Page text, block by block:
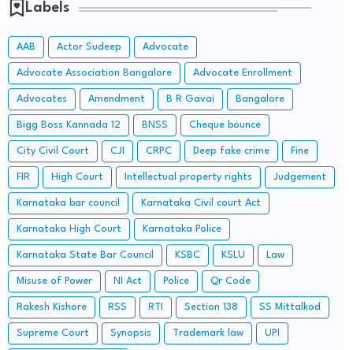
Labels
AAB Actor Sudeep Advocate
Advocate Association Bangalore Advocate Enrollment
Advocates Amendment B R Gavai Bangalore
Bigg Boss Kannada 12 BNSS Cheque bounce
City Civil Court CJI CRPC Deep fake crime Fine
FIR High Court Intellectual property rights Judgement
Karnataka bar council Karnataka Civil court Act
Karnataka High Court Karnataka Police
Karnataka State Bar Council KSBC KSLU Law
Misuse of Power NI Act Police Qr Code
Rakesh Kishore RSS RTI Section 138 SS Mittalkod
Supreme Court Synopsis Trademark law UPI